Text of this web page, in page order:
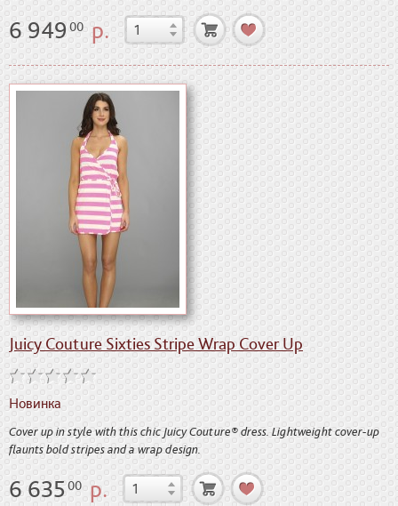
6 94900 р.
Juicy Couture Sixties Stripe Wrap Cover Up
Новинка
Cover up in style with this chic Juicy Couture® dress. Lightweight cover-up
flaunts bold stripes and a wrap design.
6 63500р.